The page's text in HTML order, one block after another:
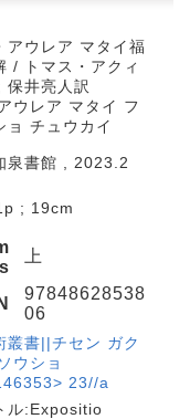
アウレア マタイ福
/ トマス・アクィ
保井亮人訳
ウレア マタイ フ
ョ チュウカイ
泉書館 , 2023.2
; 19cm
上
97848628538
06
叢書||チセン ガク
ウショ
23//a
ル:Expositio